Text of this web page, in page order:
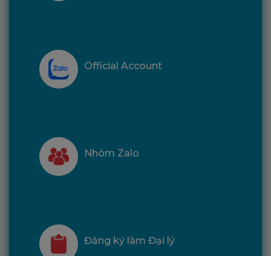
Official Account
Nhóm Zalo
Đăng ký làm Đại lý